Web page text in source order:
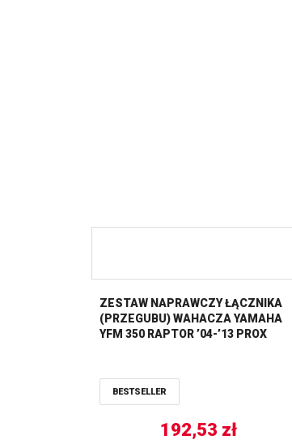
ZESTAW NAPRAWCZY ŁĄCZNIKA
(PRZEGUBU) WAHACZA YAMAHA
YFM 350 RAPTOR ’04-’13 PROX
BESTSELLER
192,53 zł